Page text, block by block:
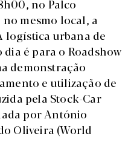
no Palco
mesmo local, a
logística urbana de
é para o Roadshow
demonstração
e utilização de
pela Stock-Car
por António
Oliveira (World